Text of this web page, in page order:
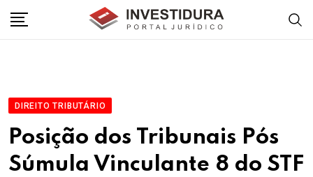
DIREITO TRIBUTÁRIO
Posição dos Tribunais Pós
Súmula Vinculante 8 do STF